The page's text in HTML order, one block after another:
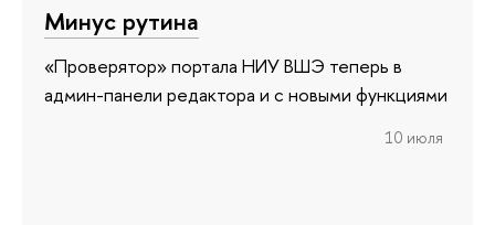
Минус рутина
«Проверятор» портала НИУ ВШЭ теперь в
админ-панели редактора и с новыми функциями
10 июля